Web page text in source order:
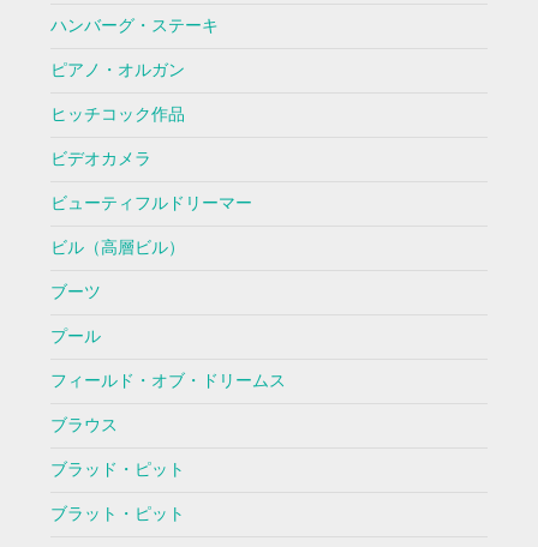
ハンバーグ・ステーキ
ピアノ・オルガン
ヒッチコック作品
ビデオカメラ
ビューティフルドリーマー
ビル（高層ビル）
ブーツ
プール
フィールド・オブ・ドリームス
ブラウス
ブラッド・ピット
ブラット・ピット